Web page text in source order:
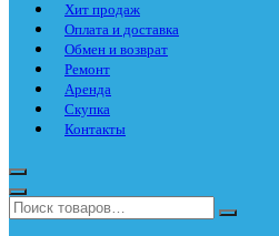
Хит продаж
Оплата и доставка
Обмен и возврат
Ремонт
Аренда
Скупка
Контакты